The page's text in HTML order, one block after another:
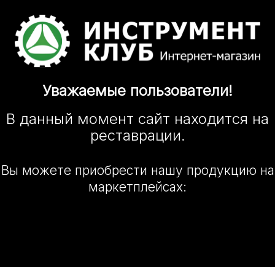
Уважаемые пользователи!
В данный момент сайт находится на
реставрации.
Вы можете приобрести нашу продукцию на
маркетплейсах: